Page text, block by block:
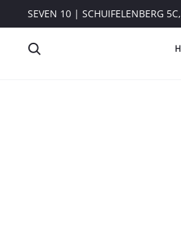
SEVEN 10 | SCHUIFELENBERG